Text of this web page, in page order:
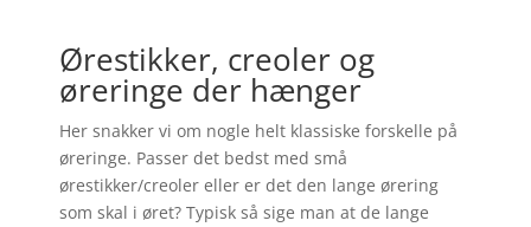
Ørestikker, creoler og
øreringe der hænger
Her snakker vi om nogle helt klassiske forskelle på
øreringe. Passer det bedst med små
ørestikker/creoler eller er det den lange ørering
som skal i øret? Typisk så sige man at de lange